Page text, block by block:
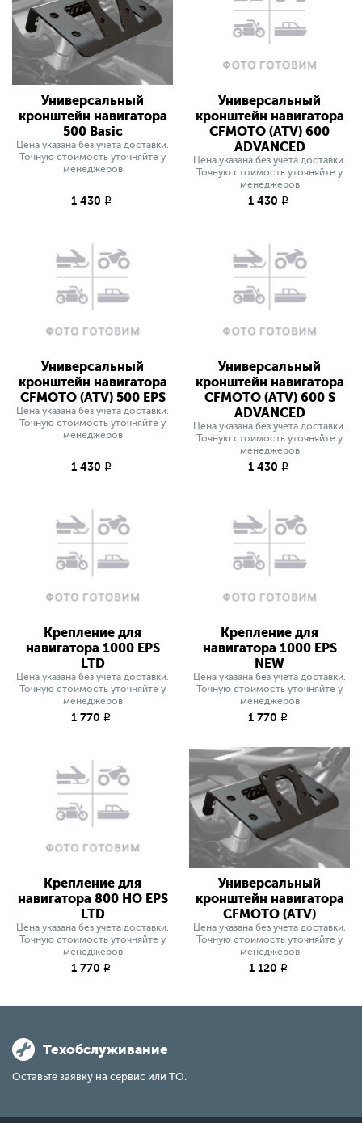
Универсальный
кронштейн навигатора
500 Basic
Цена указана без учета доставки.
Точную стоимость уточняйте у
менеджеров
1 430 q
Универсальный
кронштейн навигатора
CFMOTO (ATV) 600
ADVANCED
Цена указана без учета доставки.
Точную стоимость уточняйте у
менеджеров
1 430 q
Универсальный
кронштейн навигатора
CFMOTO (ATV) 500 EPS
Цена указана без учета доставки.
Точную стоимость уточняйте у
менеджеров
1 430 q
Универсальный
кронштейн навигатора
CFMOTO (ATV) 600 S
ADVANCED
Цена указана без учета доставки.
Точную стоимость уточняйте у
менеджеров
1 430 q
Крепление для
навигатора 1000 EPS
LTD
Цена указана без учета доставки.
Точную стоимость уточняйте у
менеджеров
1 770 q
Крепление для
навигатора 1000 EPS
NEW
Цена указана без учета доставки.
Точную стоимость уточняйте у
менеджеров
1 770 q
Крепление для
навигатора 800 HO EPS
LTD
Цена указана без учета доставки.
Точную стоимость уточняйте у
менеджеров
1 770 q
Универсальный
кронштейн навигатора
CFMOTO (ATV)
Цена указана без учета доставки.
Точную стоимость уточняйте у
менеджеров
1 120 q
Техобслуживание
Оставьте заявку на сервис или ТО.